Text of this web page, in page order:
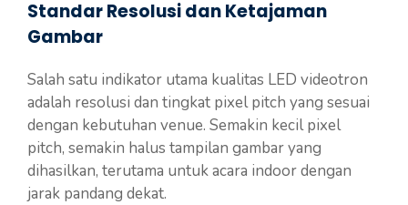
Standar Resolusi dan Ketajaman
Gambar
Salah satu indikator utama kualitas LED videotron
adalah resolusi dan tingkat pixel pitch yang sesuai
dengan kebutuhan venue. Semakin kecil pixel
pitch, semakin halus tampilan gambar yang
dihasilkan, terutama untuk acara indoor dengan
jarak pandang dekat.